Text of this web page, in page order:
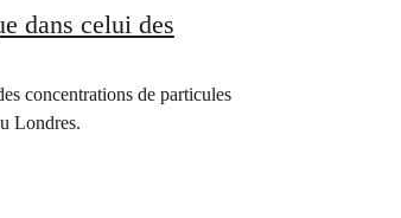
dans celui des
concentrations de particules
Londres.